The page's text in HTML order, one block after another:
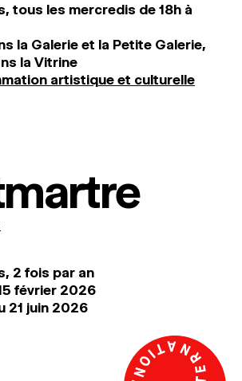
tous les mercredis de 18h à
la Galerie et la Petite Galerie,
la Vitrine
artistique et culturelle
2 fois par an
février 2026
21 juin 2026